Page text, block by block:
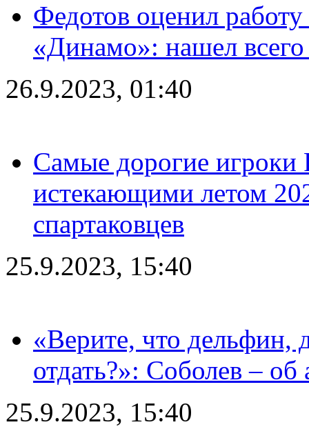
Федотов оценил
«Динамо»: нашел
26.9.2023, 01:40
Самые дорогие игроки
истекающими летом
спартаковцев
25.9.2023, 15:40
«Верите, что дельфин,
отдать?»: Соболев – об
25.9.2023, 15:40